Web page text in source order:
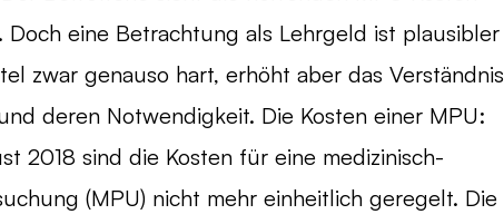
Doch eine Betrachtung als Lehrgeld ist plausibler
zwar genauso hart, erhöht aber das Verständnis
deren Notwendigkeit. Die Kosten einer MPU:
2018 sind die Kosten für eine medizinisch-
(MPU) nicht mehr einheitlich geregelt. Die